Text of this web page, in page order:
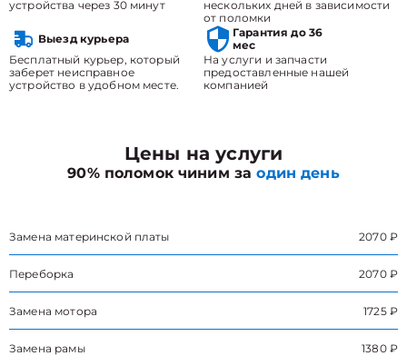
устройства через 30 минут
нескольких дней в зависимости
от поломки
Выезд курьера
Бесплатный курьер, который
заберет неисправное
устройство в удобном месте.
Гарантия до 36
мес
На услуги и запчасти
предоставленные нашей
компанией
Цены на услуги
90% поломок чиним заодин день
Замена материнской платы 2070 ₽
Переборка 2070 ₽
Замена мотора 1725 ₽
Замена рамы 1380 ₽